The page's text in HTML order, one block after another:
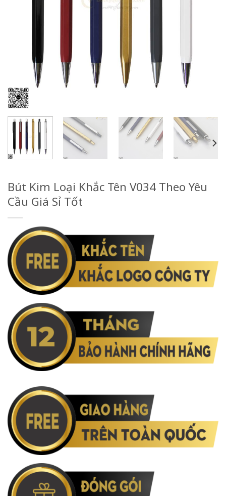
Bút Kim Loại Khắc Tên V034 Theo Yêu
Cầu Giá Sỉ Tốt